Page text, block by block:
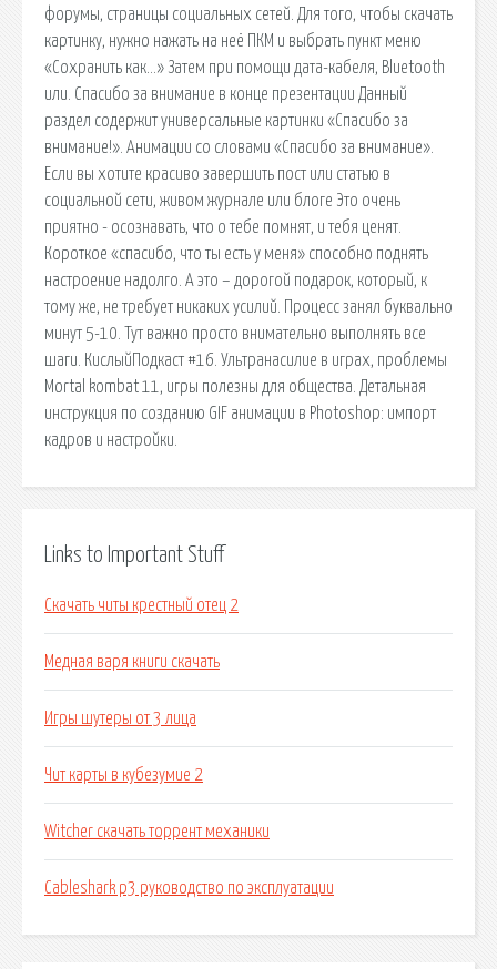
форумы, страницы социальных сетей. Для того, чтобы скачать
картинку, нужно нажать на неё ПКМ и выбрать пункт меню
«Сохранить как…» Затем при помощи дата-кабеля, Bluetooth
или. Спасибо за внимание в конце презентации Данный
раздел содержит универсальные картинки «Спасибо за
внимание!». Анимации со словами «Спасибо за внимание».
Если вы хотите красиво завершить пост или статью в
социальной сети, живом журнале или блоге Это очень
приятно - осознавать, что о тебе помнят, и тебя ценят.
Короткое «спасибо, что ты есть у меня» способно поднять
настроение надолго. А это – дорогой подарок, который, к
тому же, не требует никаких усилий. Процесс занял буквально
минут 5-10. Тут важно просто внимательно выполнять все
шаги. КислыйПодкаст #16. Ультранасилие в играх, проблемы
Mortal kombat 11, игры полезны для общества. Детальная
инструкция по созданию GIF анимации в Photoshop: импорт
кадров и настройки.
Links to Important Stuff
Скачать читы крестный отец 2
Медная варя книги скачать
Игры шутеры от 3 лица
Чит карты в кубезумие 2
Witcher скачать торрент механики
Cableshark p3 руководство по эксплуатации